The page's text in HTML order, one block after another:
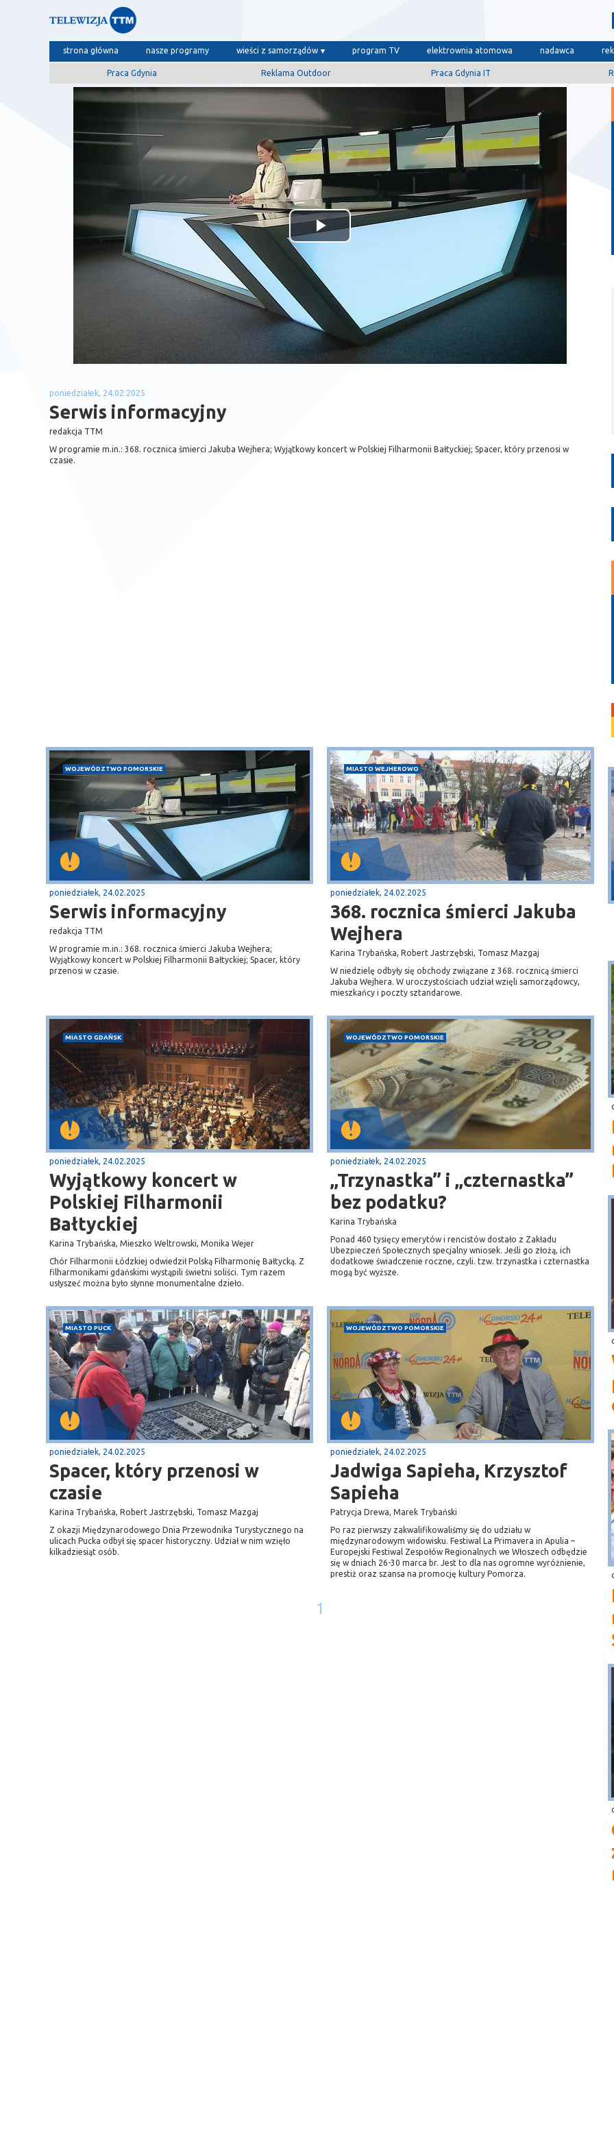
strona główna nasze programy wieści z samorządów program TV elektrownia atomowa nadawca
Praca Gdynia Reklama Outdoor Praca Gdynia IT
Odtwórz
poniedziałek, 24.02.2025
Serwis informacyjny
redakcja TTM
W programie m.in.: 368. rocznica śmierci Jakuba Wejhera; Wyjątkowy koncert w Polskiej Filharmonii Bałtyckiej; Spacer, który przenosi w
czasie.
WOJEWÓDZTWO POMORSKIE
poniedziałek, 24.02.2025
Serwis informacyjny
redakcja TTM
W programie m.in.: 368. rocznica śmierci Jakuba Wejhera;
Wyjątkowy koncert w Polskiej Filharmonii Bałtyckiej; Spacer, który
przenosi w czasie.
MIASTO WEJHEROWO
poniedziałek, 24.02.2025
368. rocznica śmierci Jakuba
Wejhera
Karina Trybańska, Robert Jastrzębski, Tomasz Mazgaj
W niedzielę odbyły się obchody związane z 368. rocznicą śmierci
Jakuba Wejhera. W uroczystościach udział wzięli samorządowcy,
mieszkańcy i poczty sztandarowe.
MIASTO GDAŃSK
poniedziałek, 24.02.2025
Wyjątkowy koncert w
Polskiej Filharmonii
Bałtyckiej
Karina Trybańska, Mieszko Weltrowski, Monika Wejer
Chór Filharmonii Łódzkiej odwiedził Polską Filharmonię Bałtycką. Z
filharmonikami gdańskimi wystąpili świetni soliści. Tym razem
usłyszeć można było słynne monumentalne dzieło.
WOJEWÓDZTWO POMORSKIE
poniedziałek, 24.02.2025
„Trzynastka” i „czternastka”
bez podatku?
Karina Trybańska
Ponad 460 tysięcy emerytów i rencistów dostało z Zakładu
Ubezpieczeń Społecznych specjalny wniosek. Jeśli go złożą, ich
dodatkowe świadczenie roczne, czyli. tzw. trzynastka i czternastka
mogą być wyższe.
MIASTO PUCK
poniedziałek, 24.02.2025
Spacer, który przenosi w
czasie
Karina Trybańska, Robert Jastrzębski, Tomasz Mazgaj
Z okazji Międzynarodowego Dnia Przewodnika Turystycznego na
ulicach Pucka odbył się spacer historyczny. Udział w nim wzięło
kilkadziesiąt osób.
WOJEWÓDZTWO POMORSKIE
poniedziałek, 24.02.2025
Jadwiga Sapieha, Krzysztof
Sapieha
Patrycja Drewa, Marek Trybański
Po raz pierwszy zakwalifikowaliśmy się do udziału w
międzynarodowym widowisku. Festiwal La Primavera in Apulia –
Europejski Festiwal Zespołów Regionalnych we Włoszech odbędzie
się w dniach 26-30 marca br. Jest to dla nas ogromne wyróżnienie,
prestiż oraz szansa na promocję kultury Pomorza.
1
krajową nr 6
Sopot
plaża
Puck
Przystań, molo